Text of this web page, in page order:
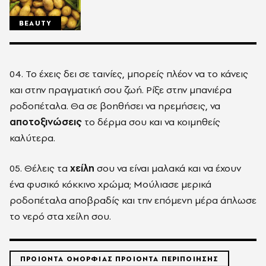
BEAUTY
04. Το έχεις δει σε ταινίες, μπορείς πλέον να το κάνεις
και στην πραγματική σου ζωή. Ρίξε στην μπανιέρα
ροδοπέταλα. Θα σε βοηθήσει να ηρεμήσεις, να
αποτοξινώσεις το δέρμα σου και να κοιμηθείς
καλύτερα.
05. Θέλεις τα χείλη σου να είναι μαλακά και να έχουν
ένα φυσικό κόκκινο χρώμα; Μούλιασε μερικά
ροδοπέταλα αποβραδίς και την επόμενη μέρα άπλωσε
το νερό στα χείλη σου.
ΠΡΟΙΟΝΤΑ ΟΜΟΡΦΙΑΣ ΠΡΟΙΟΝΤΑ ΠΕΡΙΠΟΙΗΣΗΣ